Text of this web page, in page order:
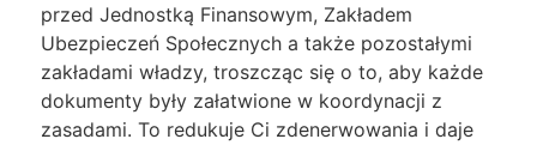
przed Jednostką Finansowym, Zakładem
Ubezpieczeń Społecznych a także pozostałymi
zakładami władzy, troszcząc się o to, aby każde
dokumenty były załatwione w koordynacji z
zasadami. To redukuje Ci zdenerwowania i daje